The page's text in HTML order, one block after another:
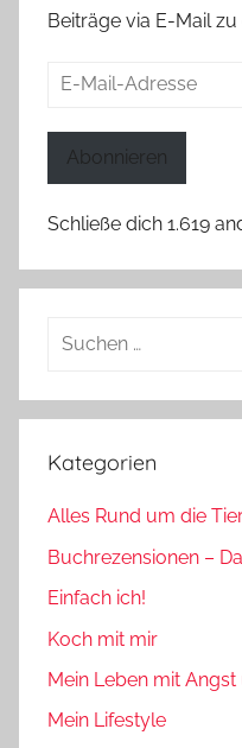
Beiträge via E-Mail zu
E-
Abonnieren
Schließe dich 1.619
Suchen
Kategorien
Alles Rund um die
Buchrezensionen –
Einfach ich!
Koch mit mir
Mein Leben mit Angst
Mein Lifestyle